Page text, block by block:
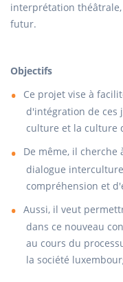
interprétation
futur.
Objectifs
Ce projet vise à
d'intégration de ces
culture et la culture
De même, il
dialogue
compréhension et
Aussi, il veut
dans ce nouveau
au cours du
la société